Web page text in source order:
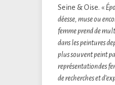
Seine & Oise. «
déesse, muse ou
femme prend de
dans les peintures
plus souvent peint
représentation des
de recherches et